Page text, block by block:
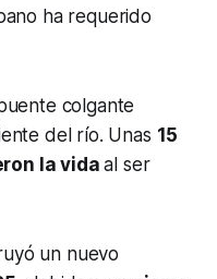
ha requerido
colgante
del río. Unas 15
la vidaal ser
un nuevo